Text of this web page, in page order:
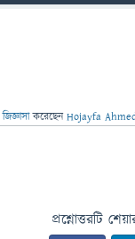
জিজ্ঞাসাকরেছেনHojayfa
প্রশ্নোত্তরটি